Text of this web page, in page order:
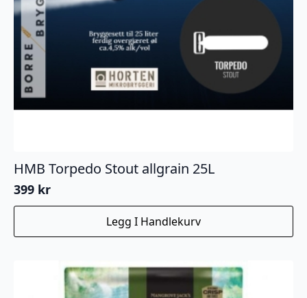
HMB Torpedo Stout allgrain 25L
399 kr
Legg I Handlekurv